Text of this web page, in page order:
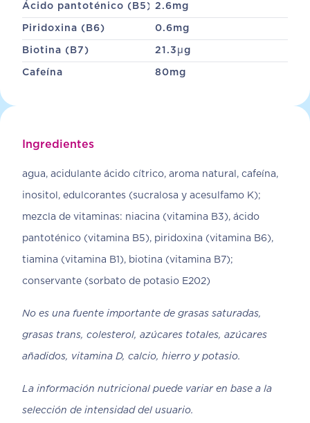
Ácido pantoténico (B5) 2.6mg
Piridoxina (B6) 0.6mg
Biotina (B7) 21.3 µg
Cafeína 80mg
Ingredientes
agua, acidulante ácido cítrico, aroma natural, cafeína,
inositol, edulcorantes (sucralosa y acesulfamo K);
mezcla de vitaminas: niacina (vitamina B3), ácido
pantoténico (vitamina B5), piridoxina (vitamina B6),
tiamina (vitamina B1), biotina (vitamina B7);
conservante (sorbato de potasio E202)
No es una fuente importante de grasas saturadas,
grasas trans, colesterol, azúcares totales, azúcares
añadidos, vitamina D, calcio, hierro y potasio.
La información nutricional puede variar en base a la
selección de intensidad del usuario.